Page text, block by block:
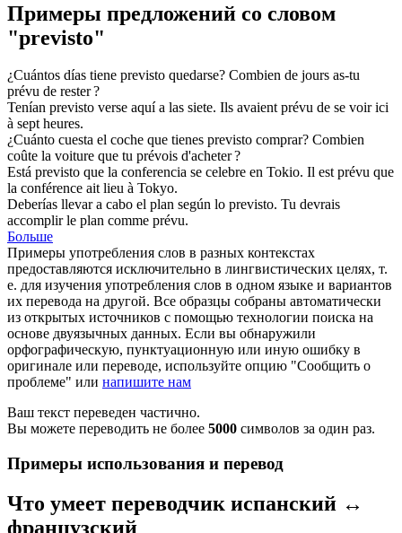
Примеры предложений со словом
"previsto"
¿Cuántos días tiene previsto quedarse? Combien de jours as-tu
prévu de rester ?
Tenían previsto verse aquí a las siete. Ils avaientprévu de se voir ici
à sept heures.
¿Cuánto cuesta el coche que tienes previsto comprar? Combien
coûte la voiture que tu prévois d'acheter ?
Está previsto que la conferencia se celebre en Tokio. Il estprévu que
la conférence ait lieu à Tokyo.
Deberías llevar a cabo el plan según lo previsto. Tu devrais
accomplir le plan comme prévu.
Больше
Примеры употребления слов в разных контекстах
предоставляются исключительно в лингвистических целях, т.
е. для изучения употребления слов в одном языке и вариантов
их перевода на другой. Все образцы собраны автоматически
из открытых источников с помощью технологии поиска на
основе двуязычных данных. Если вы обнаружили
орфографическую, пунктуационную или иную ошибку в
оригинале или переводе, используйте опцию "Сообщить о
проблеме" или напишите нам
Ваш текст переведен частично.
Вы можете переводить не более 5000 символов за один раз.
Примеры использования и перевод
Что умеет переводчик испанский ↔
французский